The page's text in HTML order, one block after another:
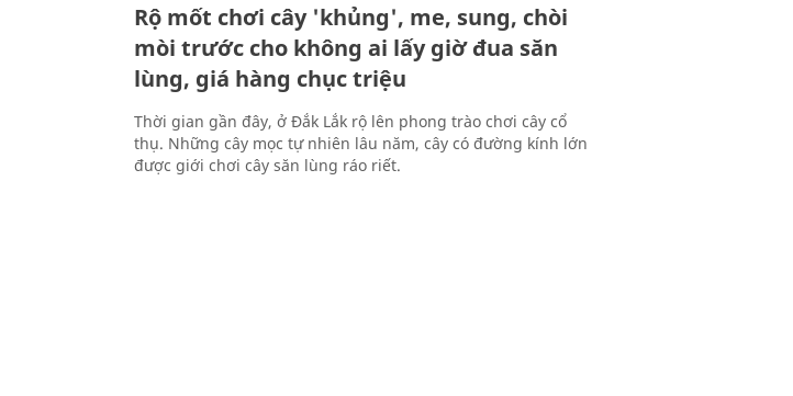
Rộ mốt chơi cây 'khủng', me, sung, chòi
mòi trước cho không ai lấy giờ đua săn
lùng, giá hàng chục triệu
Thời gian gần đây, ở Đắk Lắk rộ lên phong trào chơi cây cổ
thụ. Những cây mọc tự nhiên lâu năm, cây có đường kính lớn
được giới chơi cây săn lùng ráo riết.